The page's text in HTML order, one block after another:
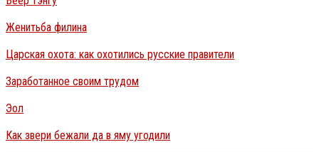
Женитьба филина
Царская охота: как охотились русские правители
Заработанное своим трудом
Эол
Как звери бежали да в яму угодили